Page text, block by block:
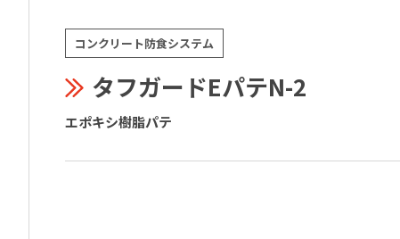
コンクリート防食システム
タフガードEパテN-2
エポキシ樹脂パテ